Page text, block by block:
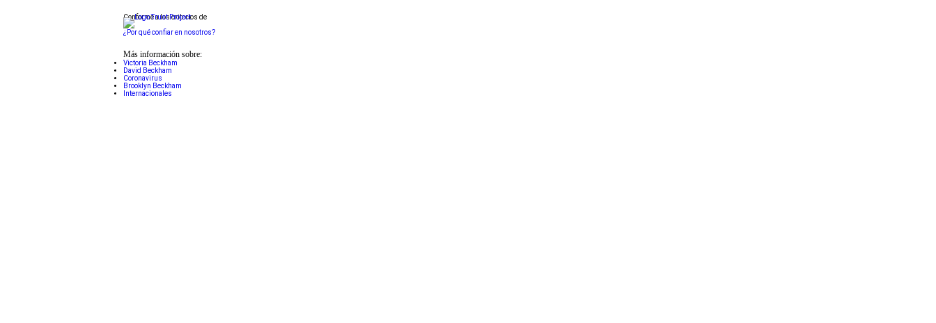
Conforme a los criterios de
¿Por qué confiar en nosotros?
Más información sobre:
Victoria Beckham
David Beckham
Coronavirus
Brooklyn Beckham
Internacionales